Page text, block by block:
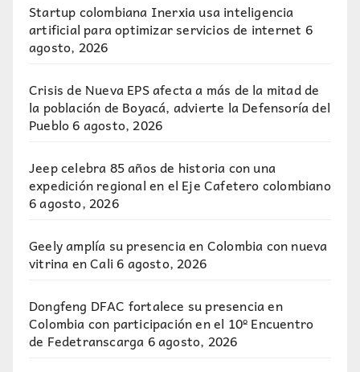
Startup colombiana Inerxia usa inteligencia
artificial para optimizar servicios de internet 6
agosto, 2026
Crisis de Nueva EPS afecta a más de la mitad de
la población de Boyacá, advierte la Defensoría del
Pueblo6 agosto, 2026
Jeep celebra 85 años de historia con una
expedición regional en el Eje Cafetero colombiano
6 agosto, 2026
Geely amplía su presencia en Colombia con nueva
vitrina en Cali 6 agosto, 2026
Dongfeng DFAC fortalece su presencia en
Colombia con participación en el 10º Encuentro
de Fedetranscarga6 agosto, 2026